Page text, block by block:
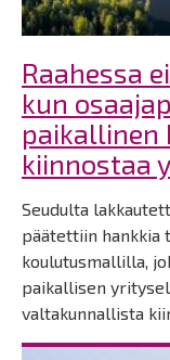
Raahessa
kun
kiinnostaa
Seudulta
päätettiin hankkia
koulutusmallilla,
paikallisen
valtakunnallista